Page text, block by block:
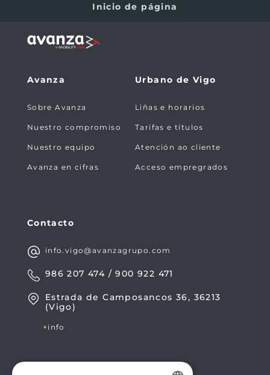
Inicio de página
Avanza
Sobre Avanza
Nuestro compromiso
Nuestro equipo
Avanza en cifras
Urbano de Vigo
Liñas e horarios
Tarifas e títulos
Atención ao cliente
Acceso empregrados
Contacto
info.vigo@avanzagrupo.com
986 207 474 / 900 922 471
Estrada de Camposancos 36, 36213
(Vigo)
+info